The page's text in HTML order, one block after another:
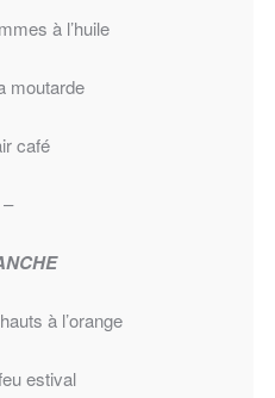
à l’huile
moutarde
café
–
à l’orange
estival